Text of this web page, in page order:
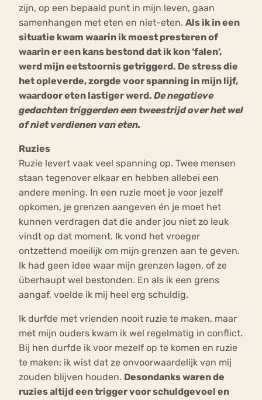
zijn, op een bepaald punt in mijn leven, gaan
samenhangen met eten en niet-eten. Als ik in een
situatie kwam waarin ik moest presteren of
waarin er een kans bestond dat ik kon ‘falen’,
werd mijn eetstoornis getriggerd. De stress die
het opleverde, zorgde voor spanning in mijn lijf,
waardoor eten lastiger werd. De negatieve
gedachten triggerden een tweestrijd over het wel
of niet verdienen van eten.
Ruzies
Ruzie levert vaak veel spanning op. Twee mensen
staan tegenover elkaar en hebben allebei een
andere mening. In een ruzie moet je voor jezelf
opkomen, je grenzen aangeven én je moet het
kunnen verdragen dat die ander jou niet zo leuk
vindt op dat moment. Ik vond het vroeger
ontzettend moeilijk om mijn grenzen aan te geven.
Ik had geen idee waar mijn grenzen lagen, of ze
überhaupt wel bestonden. En als ik een grens
aangaf, voelde ik mij heel erg schuldig.
Ik durfde met vrienden nooit ruzie te maken, maar
met mijn ouders kwam ik wel regelmatig in conflict.
Bij hen durfde ik voor mezelf op te komen en ruzie
te maken: ik wist dat ze onvoorwaardelijk van mij
zouden blijven houden. Desondanks waren de
ruzies altijd een trigger voor schuldgevoel en